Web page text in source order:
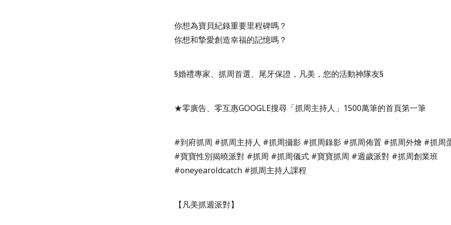
你想為寶貝紀錄重要里程碑嗎？
你想和摯愛創造幸福的記憶嗎？
§婚禮專家、抓周首選、尾牙保證，凡美，您的活動神隊友§
★零廣告、零互惠GOOGLE搜尋「抓周主持人」1500萬筆的首頁第一筆
#到府抓周 #抓周主持人 #抓周攝影 #抓周錄影 #抓周佈置 #抓周外燴 #抓周
#寶寶性別揭曉派對 #抓周 #抓周儀式 #寶寶抓周 #週歲派對 #抓周創業班
#oneyearoldcatch #抓周主持人課程
【凡美抓週派對】